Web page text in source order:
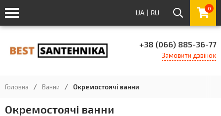
UA | RU 0
+38 (066) 885-36-77
Замовити дзвінок
Головна / Ванни / Окремостоячі ванни
Окремостоячі ванни